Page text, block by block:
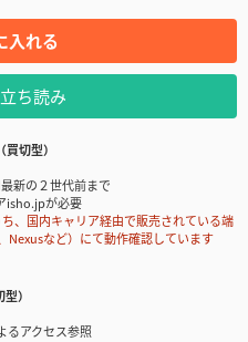
入れる
ち読み
切型）
新の２世代前まで
isho.jpが必要
国内キャリア経由で販売されている端
Nexusなど）にて動作確認しています
）
るアクセス参照